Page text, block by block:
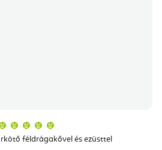
féldrágakővel és ezüsttel
átlagos
értékelése